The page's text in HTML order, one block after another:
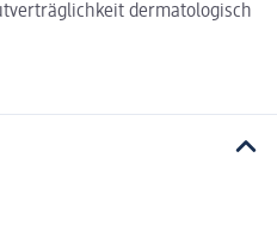
dermatologisch